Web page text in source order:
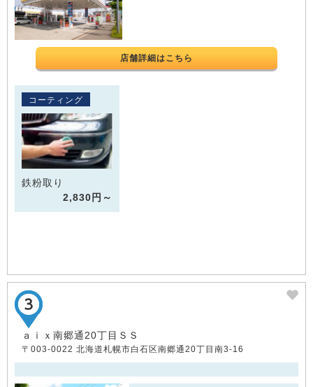
店舗詳細はこちら
コーティング
鉄粉取り
2,830円～
ａｉｘ南郷通20丁目ＳＳ
〒003-0022 北海道札幌市白石区南郷通20丁目南3-16